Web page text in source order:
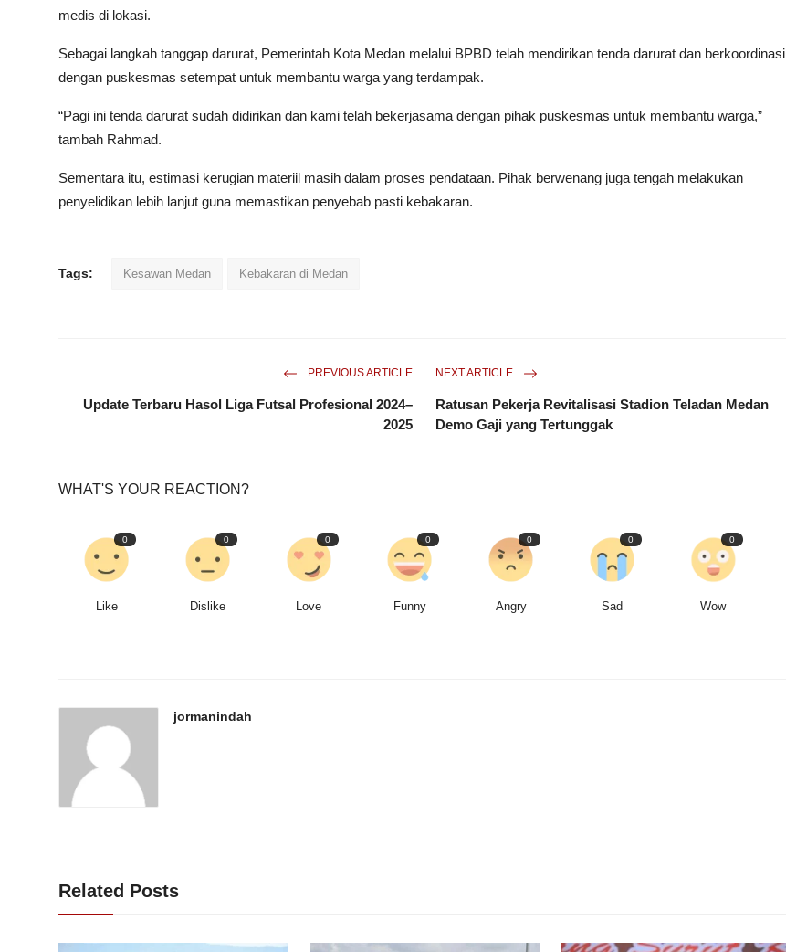
medis di lokasi.
Sebagai langkah tanggap darurat, Pemerintah Kota Medan melalui BPBD telah mendirikan tenda darurat dan berkoordinasi
dengan puskesmas setempat untuk membantu warga yang terdampak.
“Pagi ini tenda darurat sudah didirikan dan kami telah bekerjasama dengan pihak puskesmas untuk membantu warga,”
tambah Rahmad.
Sementara itu, estimasi kerugian materiil masih dalam proses pendataan. Pihak berwenang juga tengah melakukan
penyelidikan lebih lanjut guna memastikan penyebab pasti kebakaran.
Tags: Kesawan Medan Kebakaran di Medan
PREVIOUS ARTICLE
Update Terbaru Hasol Liga Futsal Profesional 2024–
2025
NEXT ARTICLE
Ratusan Pekerja Revitalisasi Stadion Teladan Medan
Demo Gaji yang Tertunggak
WHAT'S YOUR REACTION?
0
Like
0
Dislike
0
Love
0
Funny
0
Angry
0
Sad
0
Wow
jormanindah
Related Posts